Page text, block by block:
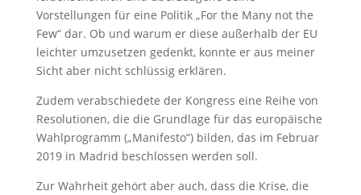
Vorstellungen für eine Politik „For the Many not the
Few“ dar. Ob und warum er diese außerhalb der EU
leichter umzusetzen gedenkt, konnte er aus meiner
Sicht aber nicht schlüssig erklären.
Zudem verabschiedete der Kongress eine Reihe von
Resolutionen, die die Grundlage für das europäische
Wahlprogramm („Manifesto“) bilden, das im Februar
2019 in Madrid beschlossen werden soll.
Zur Wahrheit gehört aber auch, dass die Krise, die